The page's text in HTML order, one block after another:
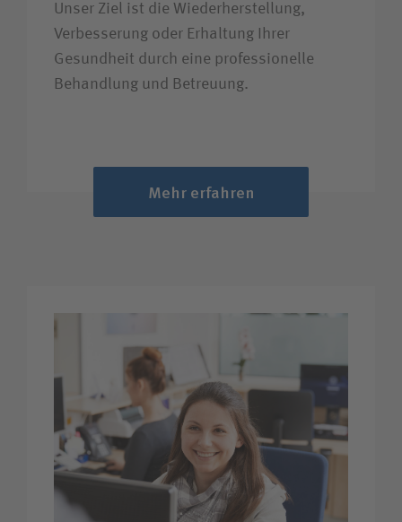
Unser Ziel ist die Wiederherstellung,
Verbesserung oder Erhaltung Ihrer
Gesundheit durch eine professionelle
Behandlung und Betreuung.
Mehr erfahren